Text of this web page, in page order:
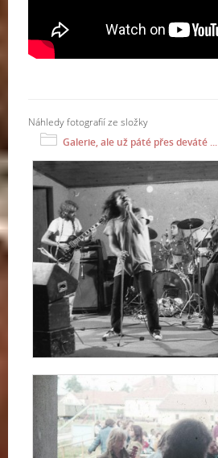
Náhledy fotografií ze složky
Galerie, ale už páté přes deváté ...